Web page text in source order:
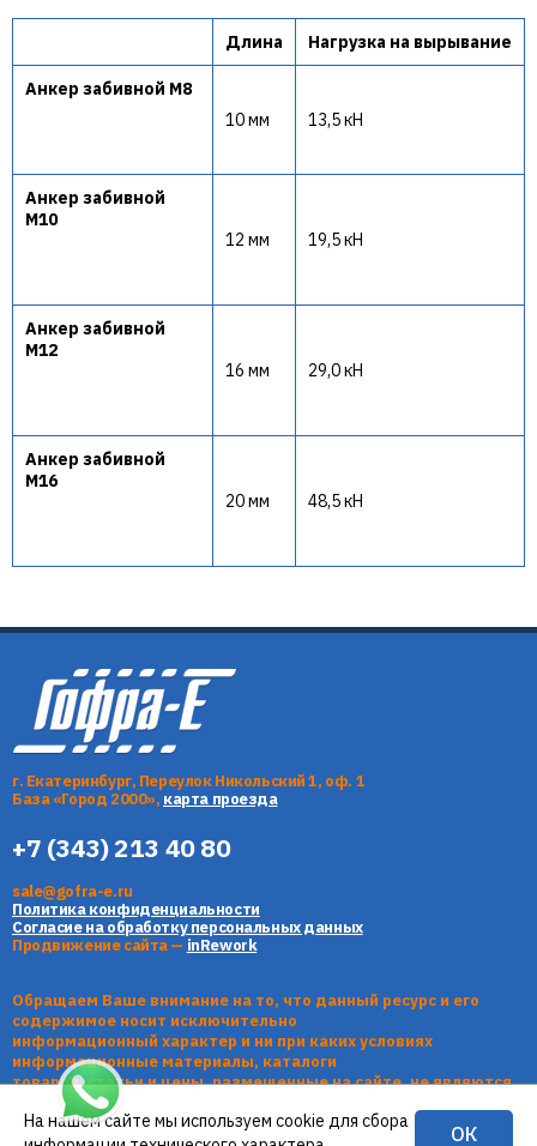
Длина Нагрузка на вырывание
Анкер забивной М8
10 мм
13,5 кН
Анкер забивной
М10
12 мм
19,5 кН
Анкер забивной
М12
16 мм
29,0 кН
Анкер забивной
М16
20 мм
48,5 кН
г. Екатеринбург, Переулок Никольский 1, оф. 1
База «Город 2000», карта проезда
+7 (343) 213 40 80
sale@gofra-e.ru
Политика конфиденциальности
Согласие на обработку персональных данных
Продвижение сайта — inRework
Обращаем Ваше внимание на то, что данный ресурс и его
содержимое носит исключительно
информационный характер и ни при каких условиях
информационные материалы, каталоги
товаров, статьи и цены, размещенные на сайте, не являются
публичной офертой, определяемой
положениями Статьи 437 Гражданского кодекса РФ.
На нашем сайте мы используем cookie для сбора
ОК